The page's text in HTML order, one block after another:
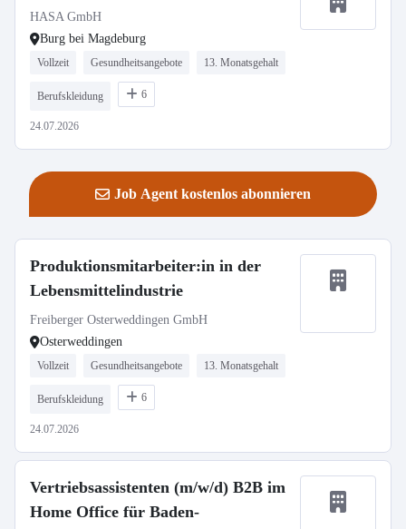
HASA GmbH
Burg bei Magdeburg
Vollzeit Gesundheitsangebote 13. Monatsgehalt
Berufskleidung 6
24.07.2026
Job Agent kostenlos abonnieren
Produktionsmitarbeiter:in in der
Lebensmittelindustrie
Freiberger Osterweddingen GmbH
Osterweddingen
Vollzeit Gesundheitsangebote 13. Monatsgehalt
Berufskleidung 6
24.07.2026
Vertriebsassistenten (m/w/d) B2B im
Home Office für Baden-